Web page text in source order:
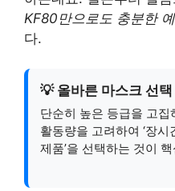
KF80만으로도 충분한
다.
💡 올바른 마스크 선
단순히 높은 등급을 고
활동량을 고려하여 ‘장
제품’을 선택하는 것이